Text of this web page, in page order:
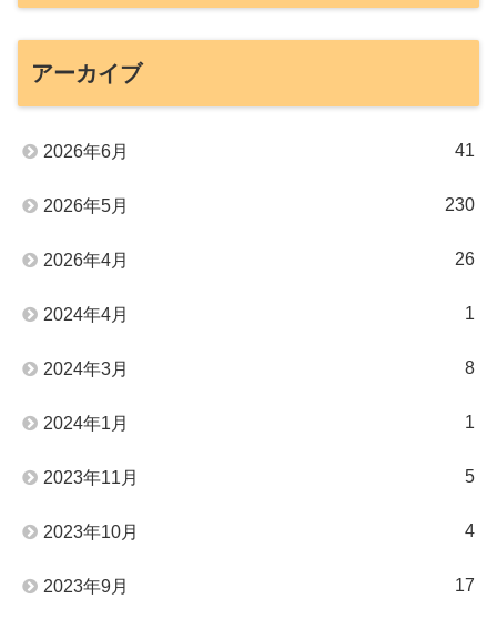
アーカイブ
2026年6月 41
2026年5月 230
2026年4月 26
2024年4月 1
2024年3月 8
2024年1月 1
2023年11月 5
2023年10月 4
2023年9月 17